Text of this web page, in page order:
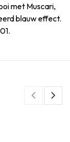
met Muscari,
blauw effect.